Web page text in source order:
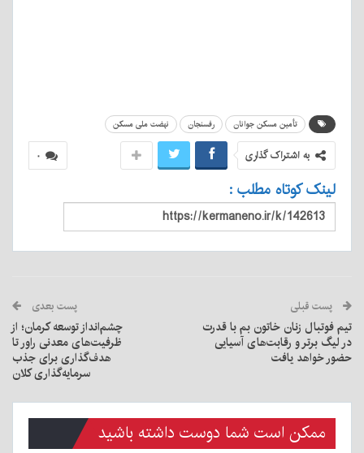
تأمین مسکن جوانان رفسنجان نهضت ملی مسکن
۰ به اشتراک گذاری
لینک کوتاه مطلب :
پست قبلی
تیم فوتبال زنان خاتون بم با قدرت
در لیگ برتر و رقابت‌های آسیایی
حضور خواهد یافت
پست بعدی
چشم‌انداز توسعه کرمان؛ از
ظرفیت‌های معدنی راور تا
هدف‌گذاری برای جذب
سرمایه‌گذاری کلان
ممکن است شما دوست داشته باشید